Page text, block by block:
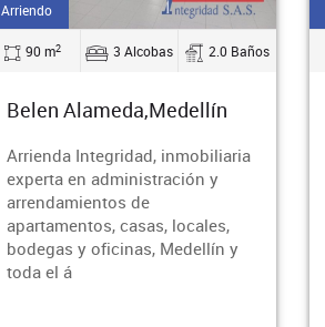
Arriendo
90 m2 3 Alcobas 2.0 Baños
Belen Alameda,Medellín
Arrienda Integridad, inmobiliaria
experta en administración y
arrendamientos de
apartamentos, casas, locales,
bodegas y oficinas, Medellín y
toda el á